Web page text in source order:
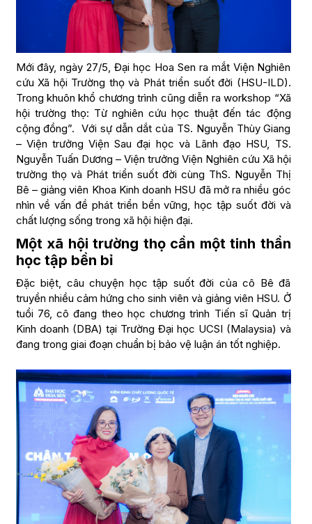
Mới đây, ngày 27/5, Đại học Hoa Sen ra mắt Viện Nghiên
cứu Xã hội Trường thọ và Phát triển suốt đời (HSU-ILD).
Trong khuôn khổ chương trình cũng diễn ra workshop “Xã
hội trường thọ: Từ nghiên cứu học thuật đến tác động
cộng đồng”. Với sự dẫn dắt của TS. Nguyễn Thùy Giang
– Viện trưởng Viện Sau đại học và Lãnh đạo HSU, TS.
Nguyễn Tuấn Dương – Viện trưởng Viện Nghiên cứu Xã hội
trường thọ và Phát triển suốt đời cùng ThS. Nguyễn Thị
Bê – giảng viên Khoa Kinh doanh HSU đã mở ra nhiều góc
nhìn về vấn đề phát triển bền vững, học tập suốt đời và
chất lượng sống trong xã hội hiện đại.
Một xã hội trường thọ cần một tinh thần
học tập bền bỉ
Đặc biệt, câu chuyện học tập suốt đời của cô Bê đã
truyền nhiều cảm hứng cho sinh viên và giảng viên HSU. Ở
tuổi 76, cô đang theo học chương trình Tiến sĩ Quản trị
Kinh doanh (DBA) tại Trường Đại học UCSI (Malaysia) và
đang trong giai đoạn chuẩn bị bảo vệ luận án tốt nghiệp.